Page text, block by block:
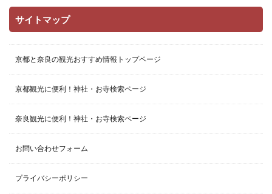
サイトマップ
京都と奈良の観光おすすめ情報トップページ
京都観光に便利！神社・お寺検索ページ
奈良観光に便利！神社・お寺検索ページ
お問い合わせフォーム
プライバシーポリシー